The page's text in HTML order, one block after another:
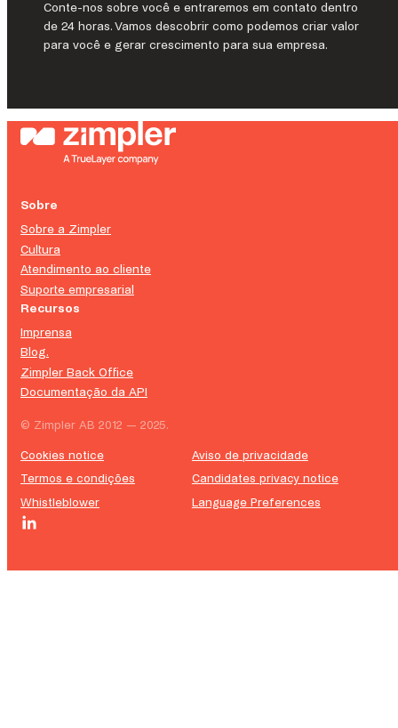
Revolucionando
dos
serviços
financeiros.
Conte-nos sobre você e entraremos em contato dentro
de 24 horas. Vamos descobrir como podemos criar valor
para você e gerar crescimento para sua empresa.
Sobre
Sobre a Zimpler
Cultura
Atendimento ao cliente
Suporte empresarial
Recursos
Imprensa
Blog.
Zimpler Back Office
Documentação da API
© Zimpler AB 2012 — 2025.
Cookies notice
Aviso de privacidade
Termos e condições
Candidates privacy notice
Whistleblower
Language Preferences